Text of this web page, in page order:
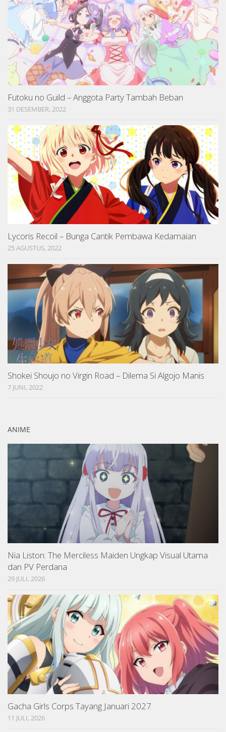
Futoku no Guild – Anggota Party Tambah Beban
31 DESEMBER, 2022
Lycoris Recoil – Bunga Cantik Pembawa Kedamaian
25 AGUSTUS, 2022
Shokei Shoujo no Virgin Road – Dilema Si Algojo Manis
7 JUNI, 2022
ANIME
Nia Liston: The Merciless Maiden Ungkap Visual Utama
dan PV Perdana
29 JULI, 2026
Gacha Girls Corps Tayang Januari 2027
11 JULI, 2026